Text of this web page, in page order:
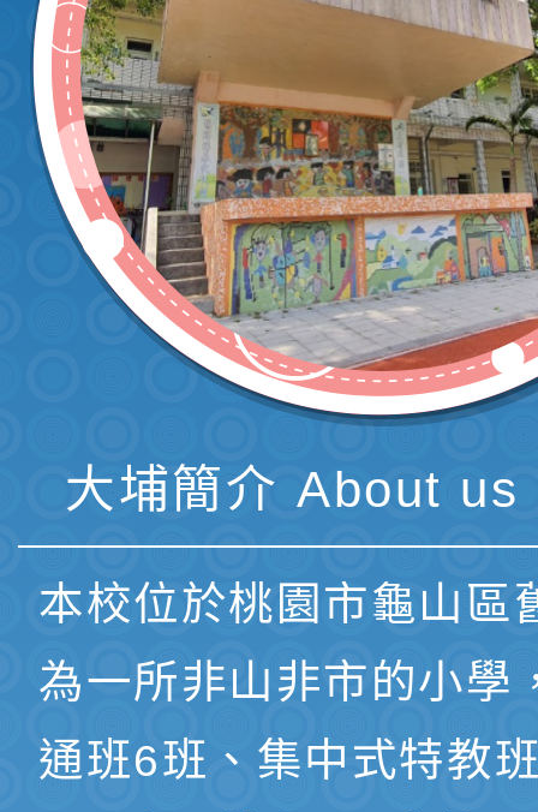
大埔簡介 About us
本校位於桃園市龜山區
為一所非山非市的小學
通班6班、集中式特教